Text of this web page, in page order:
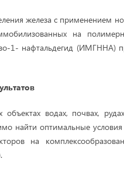
железа с применением
на
1- нафтальдегид (ИМГННА)
водах, почвах,
найти оптимальные условия
на